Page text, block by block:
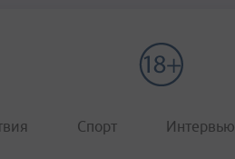
Спорт Интервью